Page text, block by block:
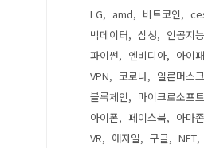
LG amd 비트코인
빅데이터
삼성 인공지능
파이썬
엔비디아 아이
VPN
코로나 일론머스크
블록체인
마이크로소프트
아이폰
페이스북 아마존
VR
애자일 구글 NFT